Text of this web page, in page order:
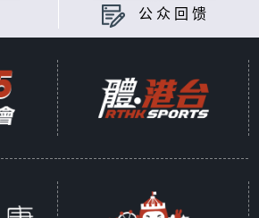
公众回馈